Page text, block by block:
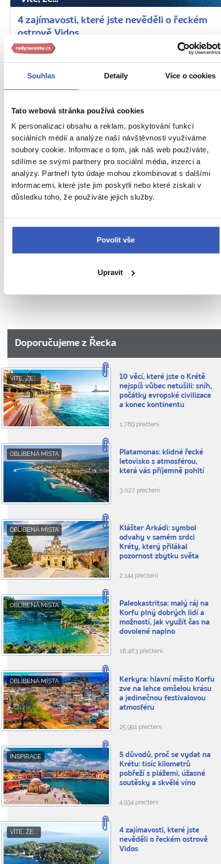
Souhlas Detaily Více o cookies
Tato webová stránka používá cookies
K personalizaci obsahu a reklam, poskytování funkcí
sociálních médií a analýze naší návštěvnosti využíváme
soubory cookie. Informace o tom, jak náš web používáte,
sdílíme se svými partnery pro sociální média, inzerci a
analýzy. Partneři tyto údaje mohou zkombinovat s dalšími
informacemi, které jste jim poskytli nebo které získali v
důsledku toho, že používáte jejich služby.
Povolit vše
Upravit
4 zajímavosti, které jste nevěděli o řeckém
ostrově Vidos
2908 přečtení
URL
stránky:
www.radynacestu.cz/magazin/rectina/
Řecko
Aktuality
Inspirace
Jídlo a pití
Doporučujeme z Řecka
VÍTE, ŽE...
10 věcí, které jste o Krétě
nejspíš vůbec netušili: sníh,
počátky evropské civilizace
a konec kontinentu
1.789 přečtení
OBLÍBENÁ MÍSTA
Platamonas: klidné řecké
letovisko s atmosférou,
která vás příjemně pohltí
3.027 přečtení
OBLÍBENÁ MÍSTA
Klášter Arkádi: symbol
odvahy v samém srdci
Kréty, který přilákal
pozornost zbytku světa
2.144 přečtení
OBLÍBENÁ MÍSTA
Paleokastritsa: malý ráj na
Korfu plný dobrých lidí a
možností, jak využít čas na
dovolené naplno
18.483 přečtení
OBLÍBENÁ MÍSTA
Kerkyra: hlavní město Korfu
zve na lehce omšelou krásu
a jedinečnou festivalovou
atmosféru
25.991 přečtení
INSPIRACE
5 důvodů, proč se vydat na
Krétu: tisíc kilometrů
pobřeží s plážemi, úžasné
soutěsky a skvělé víno
4.934 přečtení
VÍTE, ŽE...
4 zajímavosti, které jste
nevěděli o řeckém ostrově
Vidos